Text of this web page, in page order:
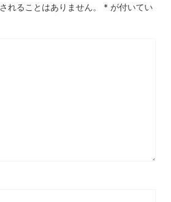
れることはありません。 * が付いてい